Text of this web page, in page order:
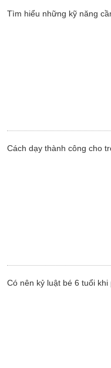
Tìm hiểu những kỹ năng
Cách dạy thành công cho
Có nên kỷ luật bé 6 tuổi